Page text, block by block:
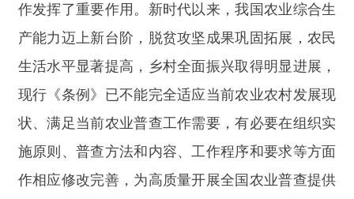
施原则、普查方法和内容、工作程序和要求等方面
作相应修改完善，为高质量开展全国农业普查提供
有力法治保障。
问：修订《条例》的总体思路是什么？
答：
《条例》修订坚持以习近平新时代中国特